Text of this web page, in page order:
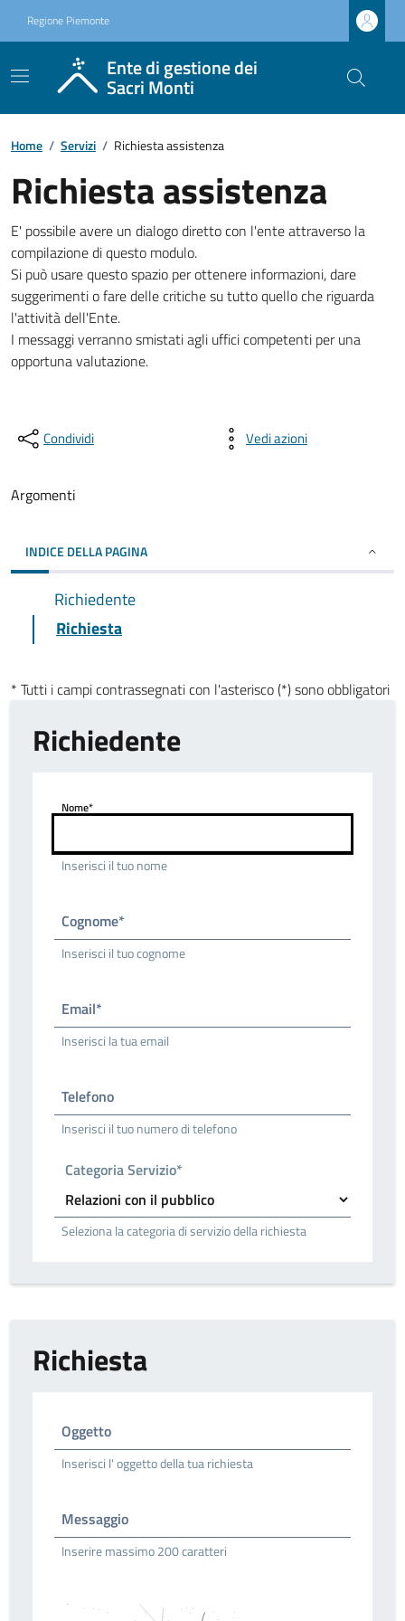
Regione Piemonte
Ente di gestione dei
Sacri Monti
Home / Servizi / Richiesta assistenza
Richiesta assistenza
E' possibile avere un dialogo diretto con l'ente attraverso la
compilazione di questo modulo.
Si può usare questo spazio per ottenere informazioni, dare
suggerimenti o fare delle critiche su tutto quello che riguarda
l'attività dell'Ente.
I messaggi verranno smistati agli uffici competenti per una
opportuna valutazione.
Condividi Vedi azioni
Argomenti
INDICE DELLA PAGINA
Richiedente
Richiesta
* Tutti i campi contrassegnati con l'asterisco (*) sono obbligatori
Richiedente
Nome*
Inserisci il tuo nome
Cognome*
Inserisci il tuo cognome
Email*
Inserisci la tua email
Telefono
Inserisci il tuo numero di telefono
Categoria Servizio*
Seleziona la categoria di servizio della richiesta
Richiesta
Oggetto
Inserisci l' oggetto della tua richiesta
Messaggio
Inserire massimo 200 caratteri